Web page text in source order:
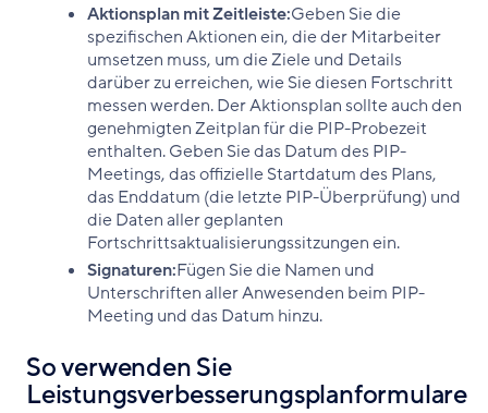
Aktionsplan mit Zeitleiste:Geben Sie die
spezifischen Aktionen ein, die der Mitarbeiter
umsetzen muss, um die Ziele und Details
darüber zu erreichen, wie Sie diesen Fortschritt
messen werden. Der Aktionsplan sollte auch den
genehmigten Zeitplan für die PIP-Probezeit
enthalten. Geben Sie das Datum des PIP-
Meetings, das offizielle Startdatum des Plans,
das Enddatum (die letzte PIP-Überprüfung) und
die Daten aller geplanten
Fortschrittsaktualisierungssitzungen ein.
Signaturen:Fügen Sie die Namen und
Unterschriften aller Anwesenden beim PIP-
Meeting und das Datum hinzu.
So verwenden Sie
Leistungsverbesserungsplanformulare